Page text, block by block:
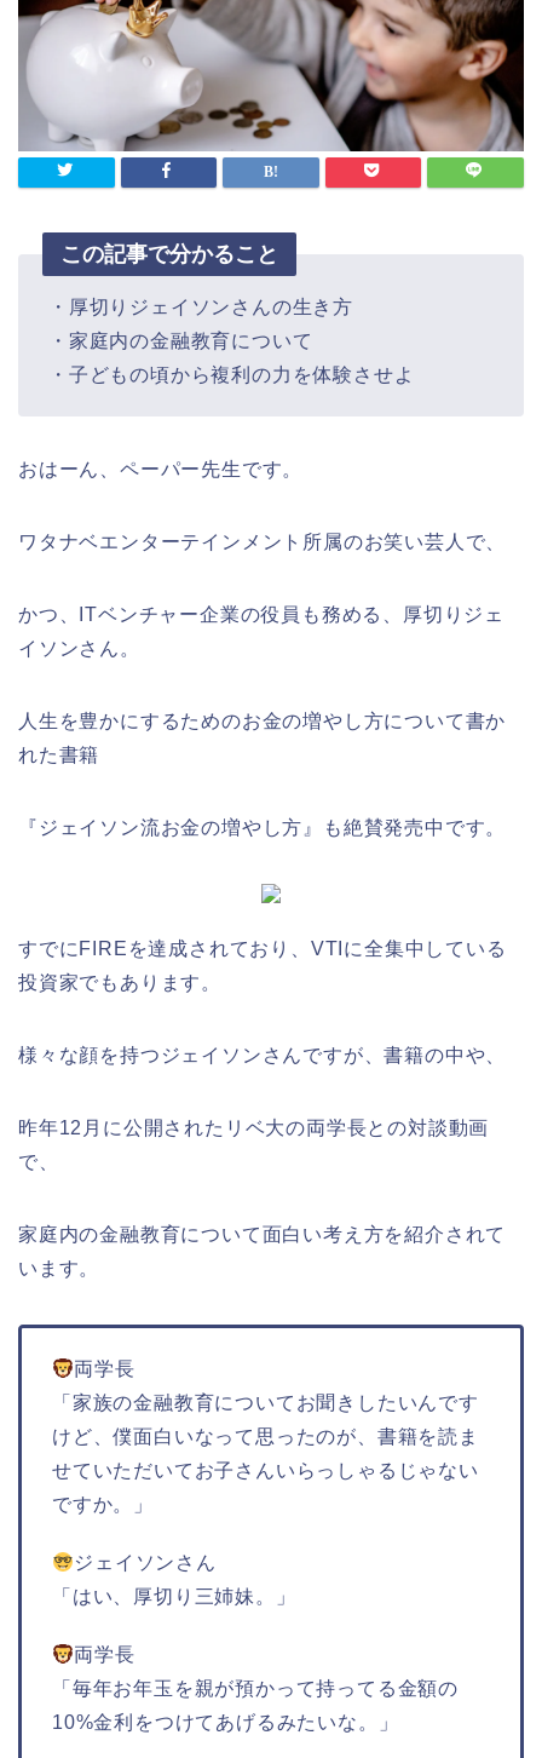
この記事で分かること
・厚切りジェイソンさんの生き方
・家庭内の金融教育について
・子どもの頃から複利の力を体験させよ
おはーん、ペーパー先生です。
ワタナベエンターテインメント所属のお笑い芸人で、
かつ、ITベンチャー企業の役員も務める、厚切りジェ
イソンさん。
人生を豊かにするためのお金の増やし方について書か
れた書籍
『ジェイソン流お金の増やし方』も絶賛発売中です。
すでにFIREを達成されており、VTIに全集中している
投資家でもあります。
様々な顔を持つジェイソンさんですが、書籍の中や、
昨年12月に公開されたリベ大の両学長との対談動画
で、
家庭内の金融教育について面白い考え方を紹介されて
います。
両学長
「家族の金融教育についてお聞きしたいんです
けど、僕面白いなって思ったのが、書籍を読ま
せていただいてお子さんいらっしゃるじゃない
ですか。」
ジェイソンさん
「はい、厚切り三姉妹。」
両学長
「毎年お年玉を親が預かって持ってる金額の
10%金利をつけてあげるみたいな。」